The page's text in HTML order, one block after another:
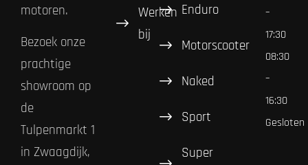
motoren.
Bezoek onze
prachtige
showroom op
de
Tulpenmarkt 1
in Zwaagdijk,
Werken
bij
Enduro
Motorscooter
Naked
Sport
Super
–
17:30
08:30
–
16:30
Gesloten